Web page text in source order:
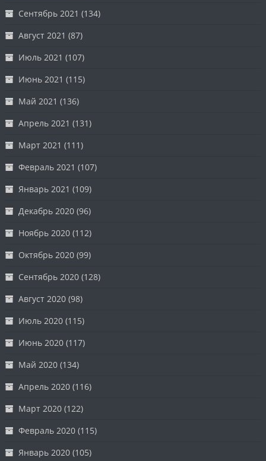
Сентябрь 2021 (134)
Август 2021 (87)
Июль 2021 (107)
Июнь 2021 (115)
Май 2021 (136)
Апрель 2021 (131)
Март 2021 (111)
Февраль 2021 (107)
Январь 2021 (109)
Декабрь 2020 (96)
Ноябрь 2020 (112)
Октябрь 2020 (99)
Сентябрь 2020 (128)
Август 2020 (98)
Июль 2020 (115)
Июнь 2020 (117)
Май 2020 (134)
Апрель 2020 (116)
Март 2020 (122)
Февраль 2020 (115)
Январь 2020 (105)